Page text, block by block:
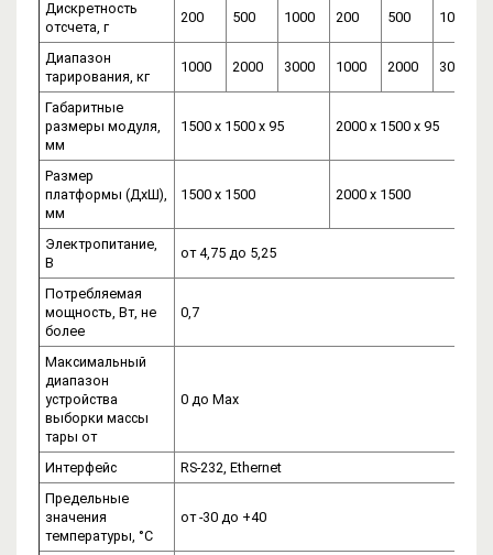
Дискретность
отсчета, г
200 500 1000 200 500 1000
Диапазон
тарирования, кг
1000 2000 3000 1000 2000 3000
Габаритные
размеры модуля,
мм
1500 х 1500 x 95 2000 х 1500 х 95
Размер
платформы (ДхШ),
мм
1500 х 1500 2000 х 1500
Электропитание,
В
от 4,75 до 5,25
Потребляемая
мощность, Вт, не
более
0,7
Максимальный
диапазон
устройства
выборки массы
тары от
0 до Мах
Интерфейс
RS-232, Ethernet
Предельные
значения
температуры, °С
от -30 до +40